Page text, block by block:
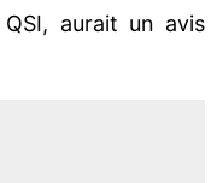
aurait un avis